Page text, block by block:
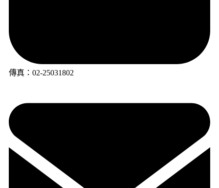
傳真：02-25031802